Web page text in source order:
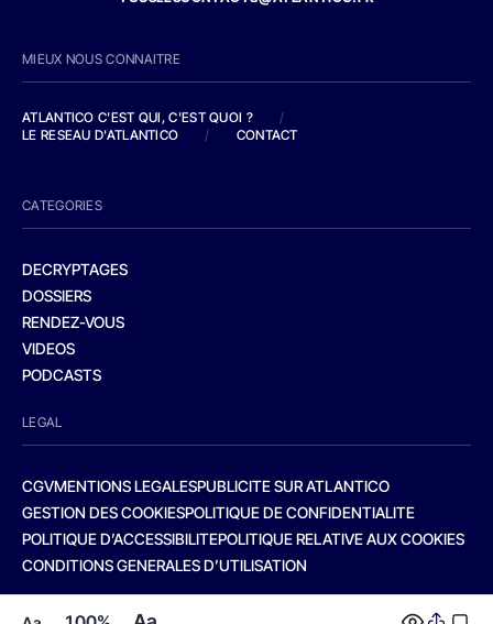
MIEUX NOUS CONNAITRE
ATLANTICO C'EST QUI, C'EST QUOI ?
/
LE RESEAU D'ATLANTICO
/ CONTACT
CATEGORIES
DECRYPTAGES
DOSSIERS
RENDEZ-VOUS
VIDEOS
PODCASTS
LEGAL
CGVMENTIONS LEGALESPUBLICITE SUR ATLANTICO
GESTION DES COOKIESPOLITIQUE DE CONFIDENTIALITE
POLITIQUE D’ACCESSIBILITEPOLITIQUE RELATIVE AUX COOKIES
CONDITIONS GENERALES D’UTILISATION